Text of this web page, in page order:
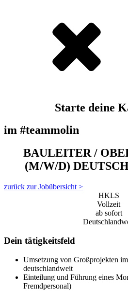
Starte deine
im #teammolin
BAULEITER /
(M/W/D)
zurück zur Jobübersicht >
HKLS
Vollzeit
ab sofort
Dein tätigkeitsfeld
Umsetzung von Großprojekten
deutschlandweit
Einteilung und Führung eines
Fremdpersonal)